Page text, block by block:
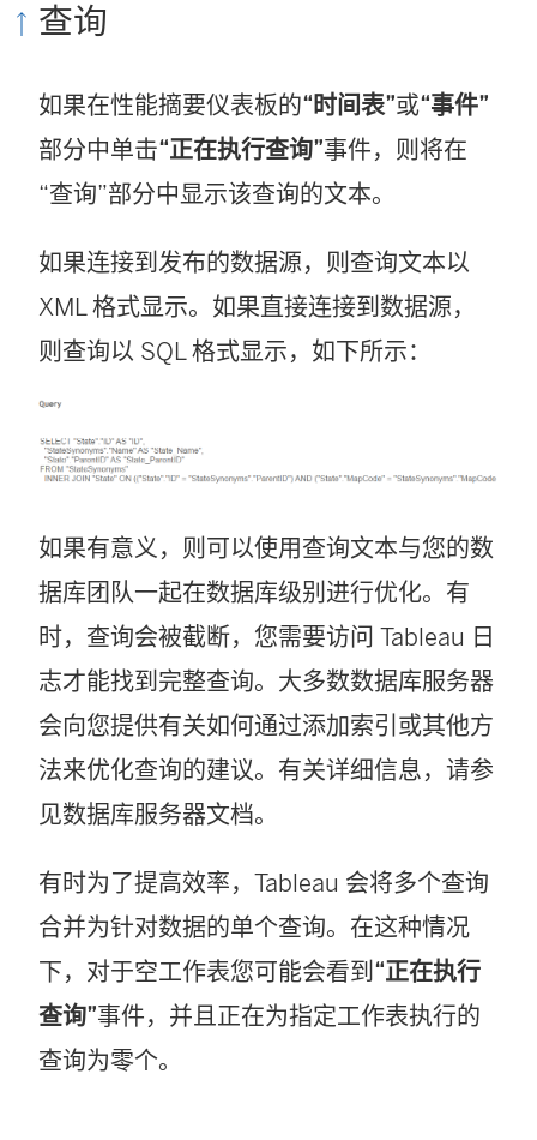
查询
如果在性能摘要仪表板的“时间表”或“事件”
部分中单击“正在执行查询”事件，则将在
“查询”部分中显示该查询的文本。
如果连接到发布的数据源，则查询文本以
XML 格式显示。如果直接连接到数据源，
则查询以 SQL 格式显示，如下所示：
如果有意义，则可以使用查询文本与您的数
据库团队一起在数据库级别进行优化。有
时，查询会被截断，您需要访问 Tableau 日
志才能找到完整查询。大多数数据库服务器
会向您提供有关如何通过添加索引或其他方
法来优化查询的建议。有关详细信息，请参
见数据库服务器文档。
有时为了提高效率，Tableau 会将多个查询
合并为针对数据的单个查询。在这种情况
下，对于空工作表您可能会看到“正在执行
查询”事件，并且正在为指定工作表执行的
查询为零个。